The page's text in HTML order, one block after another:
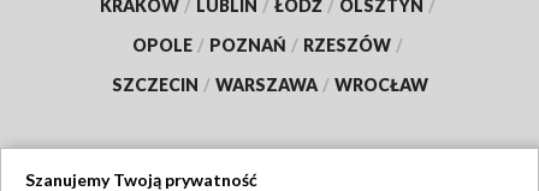
KRAKÓW / LUBLIN / ŁÓDŹ / OLSZTYN /
OPOLE / POZNAŃ / RZESZÓW /
SZCZECIN / WARSZAWA / WROCŁAW
Szanujemy Twoją prywatność